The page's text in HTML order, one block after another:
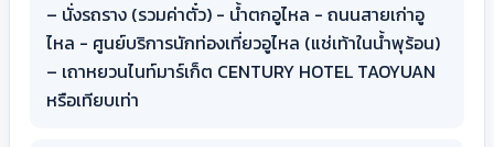
– นั่งรถราง (รวมค่าตั๋ว) - น้ำตกอูไหล - ถนนสายเก่าอู
ไหล - ศูนย์บริการนักท่องเที่ยวอูไหล (แช่เท้าในน้ำพุร้อน)
– เถาหยวนไนท์มาร์เก็ต CENTURY HOTEL TAOYUAN
หรือเทียบเท่า